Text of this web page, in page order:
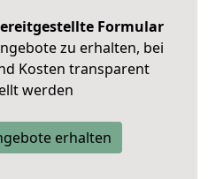
Formular
zu erhalten, bei
Kosten transparent
werden
erhalten